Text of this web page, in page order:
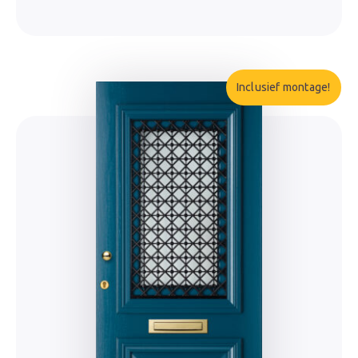
Inclusief montage!